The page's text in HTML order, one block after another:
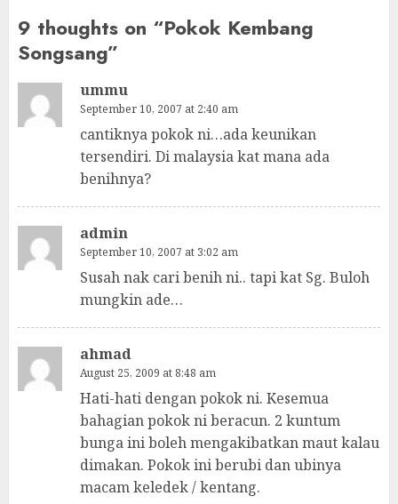
9 thoughts on “Pokok Kembang
Songsang”
ummu
September 10, 2007 at 2:40 am
cantiknya pokok ni…ada keunikan
tersendiri. Di malaysia kat mana ada
benihnya?
admin
September 10, 2007 at 3:02 am
Susah nak cari benih ni.. tapi kat Sg. Buloh
mungkin ade…
ahmad
August 25, 2009 at 8:48 am
Hati-hati dengan pokok ni. Kesemua
bahagian pokok ni beracun. 2 kuntum
bunga ini boleh mengakibatkan maut kalau
dimakan. Pokok ini berubi dan ubinya
macam keledek / kentang.